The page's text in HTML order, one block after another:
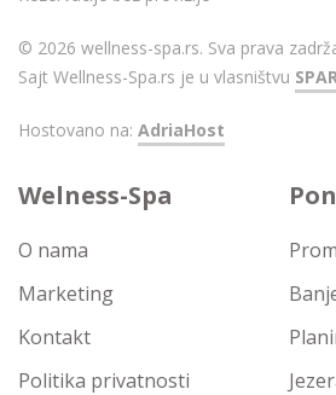
© 2026 wellness-spa.rs. Sva prava
Sajt Wellness-Spa.rs je u vlasništvu
Hostovano na: AdriaHost
Welness-Spa
O nama
Marketing
Kontakt
Politika privatnosti